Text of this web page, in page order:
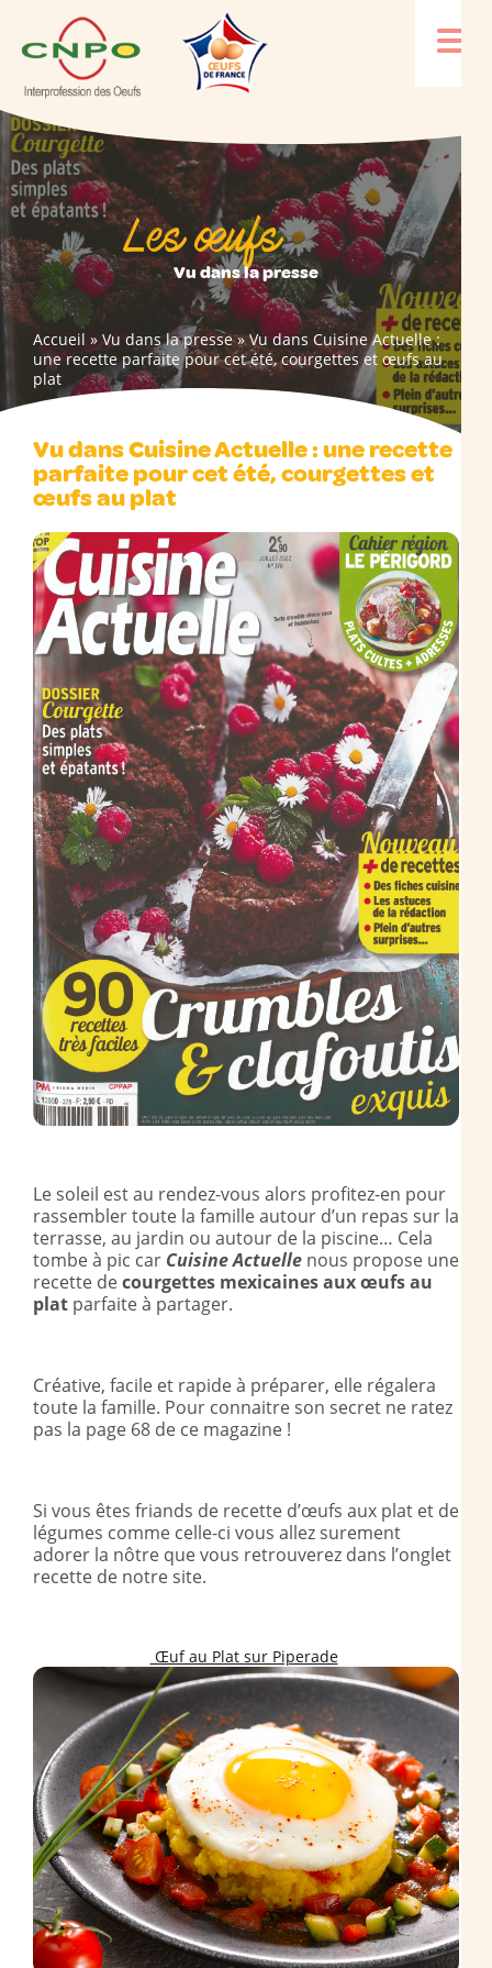
Les œufs
Vu dans la presse
Accueil»Vu dans la presse»Vu dans Cuisine Actuelle :
une recette parfaite pour cet été, courgettes et œufs au
plat
Vu dans Cuisine Actuelle : une recette
parfaite pour cet été, courgettes et
œufs au plat
Le soleil est au rendez-vous alors profitez-en pour
rassembler toute la famille autour d’un repas sur la
terrasse, au jardin ou autour de la piscine… Cela
tombe à pic car Cuisine Actuelle nous propose une
recette decourgettes mexicainesaux œufs au
plat parfaite à partager.
Créative, facile et rapide à préparer, elle régalera
toute la famille. Pour connaitre son secret ne ratez
pas la page 68 de ce magazine !
Si vous êtes friands de recette d’œufs aux plat et de
légumes comme celle-ci vous allez surement
adorer la nôtre que vous retrouverez dans l’onglet
recette de notre site.
Œuf au Plat sur Piperade